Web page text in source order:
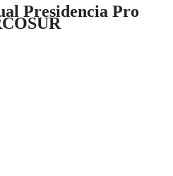
Presidencia Pro